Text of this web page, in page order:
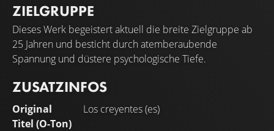
ZIELGRUPPE
Dieses Werk begeistert aktuell die breite Zielgruppe ab
25 Jahren und besticht durch atemberaubende
Spannung und düstere psychologische Tiefe.
ZUSATZINFOS
Original
Titel (O-Ton)
Los creyentes (es)